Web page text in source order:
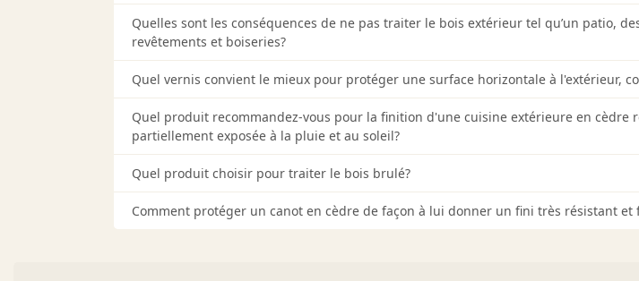
Quelles sont les conséquences de ne pas traiter le bois extérieur tel qu’un patio,
revêtements et boiseries?
Quel vernis convient le mieux pour protéger une surface horizontale à l'extérieur,
Quel produit recommandez-vous pour la finition d'une cuisine extérieure en cèdre
partiellement exposée à la pluie et au soleil?
Quel produit choisir pour traiter le bois brulé?
Comment protéger un canot en cèdre de façon à lui donner un fini très résistant et